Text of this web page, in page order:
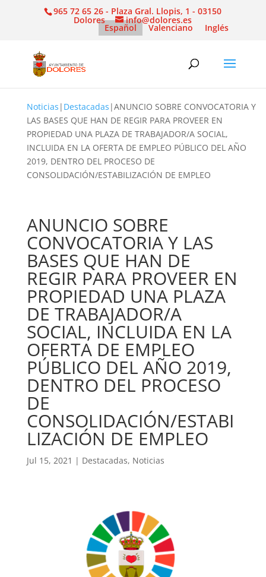
965 72 65 26 - Plaza Gral. Llopis, 1 - 03150
Dolores info@dolores.es
Español Valenciano Inglés
Noticias | Destacadas |ANUNCIO SOBRE CONVOCATORIA Y
LAS BASES QUE HAN DE REGIR PARA PROVEER EN
PROPIEDAD UNA PLAZA DE TRABAJADOR/A SOCIAL,
INCLUIDA EN LA OFERTA DE EMPLEO PÚBLICO DEL AÑO
2019, DENTRO DEL PROCESO DE
CONSOLIDACIÓN/ESTABILIZACIÓN DE EMPLEO
ANUNCIO SOBRE
CONVOCATORIA Y LAS
BASES QUE HAN DE
REGIR PARA PROVEER EN
PROPIEDAD UNA PLAZA
DE TRABAJADOR/A
SOCIAL, INCLUIDA EN LA
OFERTA DE EMPLEO
PÚBLICO DEL AÑO 2019,
DENTRO DEL PROCESO
DE
CONSOLIDACIÓN/ESTABI
LIZACIÓN DE EMPLEO
Jul 15, 2021 | Destacadas, Noticias